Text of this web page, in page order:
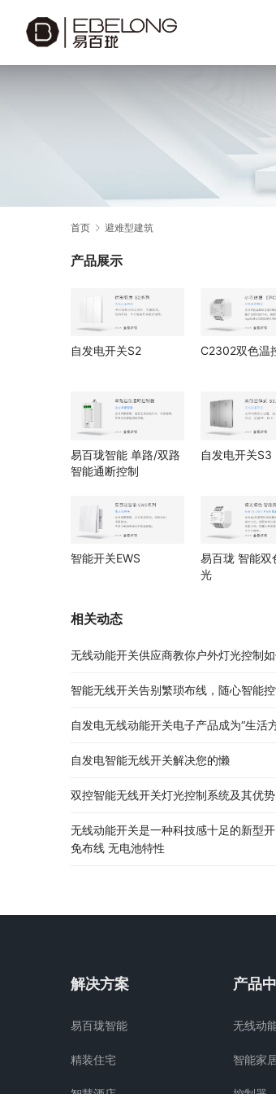
首页 避难型建筑
产品展示
自发电开关S2 C2302双色温
易百珑智能 单路/双路
智能通断控制
自发电开关S3
智能开关EWS
易百珑 智能双
光
相关动态
无线动能开关供应商教你户外灯光控制
智能无线开关告别繁琐布线，随心智能
自发电无线动能开关电子产品成为“生活
自发电智能无线开关解决您的懒
双控智能无线开关灯光控制系统及其优势
无线动能开关是一种科技感十足的新型
免布线 无电池特性
解决方案
易百珑智能
精装住宅
产品
无线动
智能家